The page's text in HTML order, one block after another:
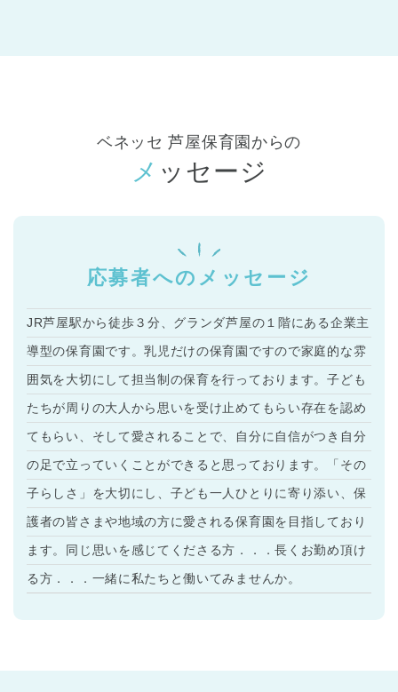
ベネッセ 芦屋保育園からの
メッセージ
応募者へのメッセージ
JR芦屋駅から徒歩３分、グランダ芦屋の１階にある企業主
導型の保育園です。乳児だけの保育園ですので家庭的な雰
囲気を大切にして担当制の保育を行っております。子ども
たちが周りの大人から思いを受け止めてもらい存在を認め
てもらい、そして愛されることで、自分に自信がつき自分
の足で立っていくことができると思っております。「その
子らしさ」を大切にし、子ども一人ひとりに寄り添い、保
護者の皆さまや地域の方に愛される保育園を目指しており
ます。同じ思いを感じてくださる方．．．長くお勤め頂け
る方．．．一緒に私たちと働いてみませんか。